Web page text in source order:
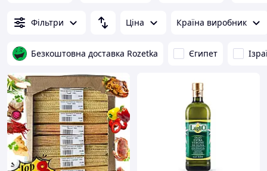
Фільтри Ціна Країна виробник
Безкоштовна доставка Rozetka Єгипет